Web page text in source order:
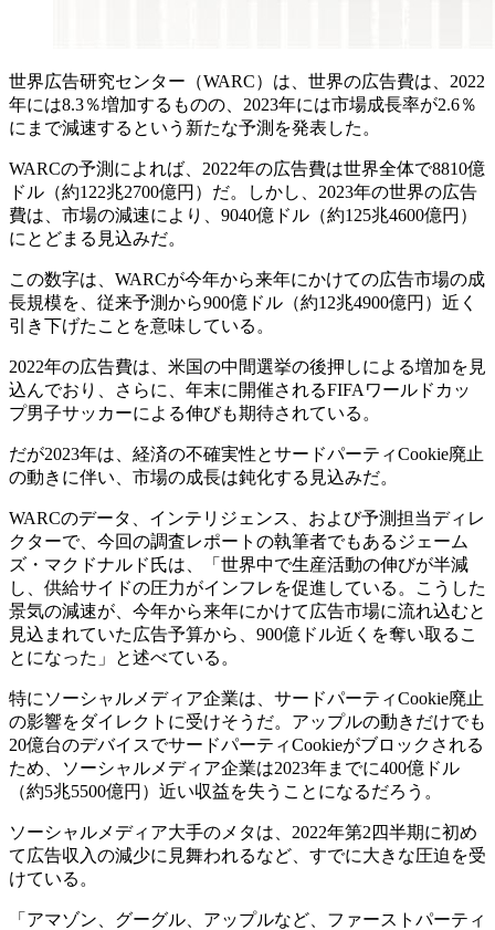
世界広告研究センター（WARC）は、世界の広告費は、2022
年には8.3％増加するものの、2023年には市場成長率が2.6％
にまで減速するという新たな予測を発表した。
WARCの予測によれば、2022年の広告費は世界全体で8810億
ドル（約122兆2700億円）だ。しかし、2023年の世界の広告
費は、市場の減速により、9040億ドル（約125兆4600億円）
にとどまる見込みだ。
この数字は、WARCが今年から来年にかけての広告市場の成
長規模を、従来予測から900億ドル（約12兆4900億円）近く
引き下げたことを意味している。
2022年の広告費は、米国の中間選挙の後押しによる増加を見
込んでおり、さらに、年末に開催されるFIFAワールドカッ
プ男子サッカーによる伸びも期待されている。
だが2023年は、経済の不確実性とサードパーティCookie廃止
の動きに伴い、市場の成長は鈍化する見込みだ。
WARCのデータ、インテリジェンス、および予測担当ディレ
クターで、今回の調査レポートの執筆者でもあるジェーム
ズ・マクドナルド氏は、「世界中で生産活動の伸びが半減
し、供給サイドの圧力がインフレを促進している。こうした
景気の減速が、今年から来年にかけて広告市場に流れ込むと
見込まれていた広告予算から、900億ドル近くを奪い取るこ
とになった」と述べている。
特にソーシャルメディア企業は、サードパーティCookie廃止
の影響をダイレクトに受けそうだ。アップルの動きだけでも
20億台のデバイスでサードパーティCookieがブロックされる
ため、ソーシャルメディア企業は2023年までに400億ドル
（約5兆5500億円）近い収益を失うことになるだろう。
ソーシャルメディア大手のメタは、2022年第2四半期に初め
て広告収入の減少に見舞われるなど、すでに大きな圧迫を受
けている。
「アマゾン、グーグル、アップルなど、ファーストパーティ